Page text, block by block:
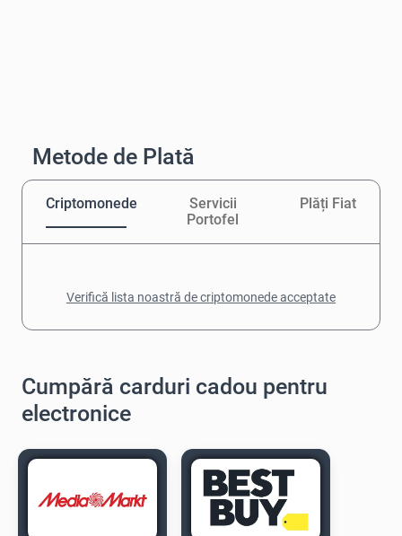
Metode de Plată
Criptomonede
Servicii
Portofel
Plăți Fiat
Verifică lista noastră de criptomonede acceptate
Cumpără carduri cadou pentru
electronice